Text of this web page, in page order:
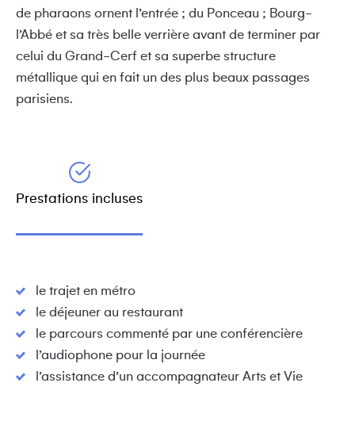
de pharaons ornent l’entrée ; du Ponceau ; Bourg-
l’Abbé et sa très belle verrière avant de terminer par
celui du Grand-Cerf et sa superbe structure
métallique qui en fait un des plus beaux passages
parisiens.
Prestations incluses
le trajet en métro
le déjeuner au restaurant
le parcours commenté par une conférencière
l’audiophone pour la journée
l’assistance d’un accompagnateur Arts et Vie